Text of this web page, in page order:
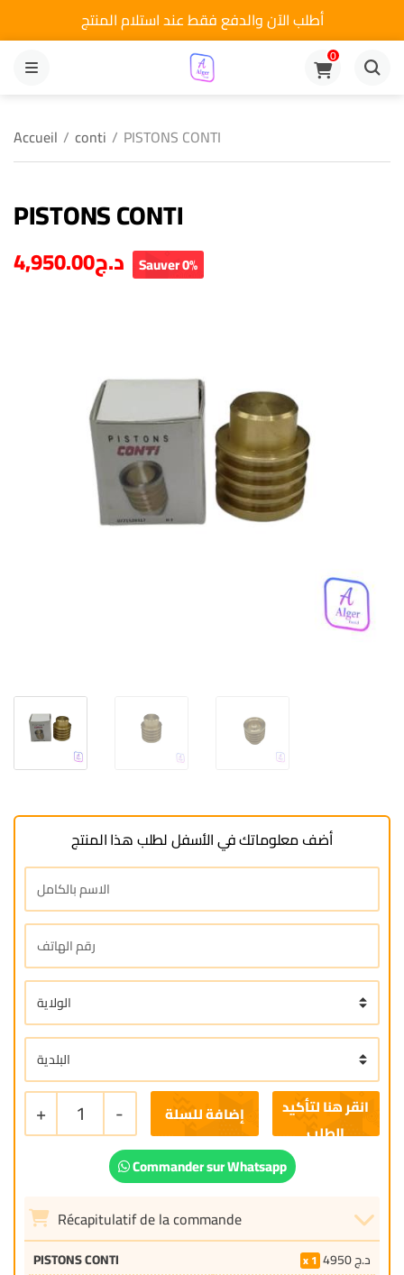
أطلب الآن والدفع فقط عند استلام المنتج
MENU
0
Accueil / conti / PISTONS CONTI
PISTONS CONTI
د.ج4,950.00 Sauver 0%
أضف معلوماتك في الأسفل لطلب هذا المنتج
+ 1 - إضافة للسلة
Commander sur Whatsapp
Récapitulatif de la commande
PISTONS CONTI 1 4950د.ج